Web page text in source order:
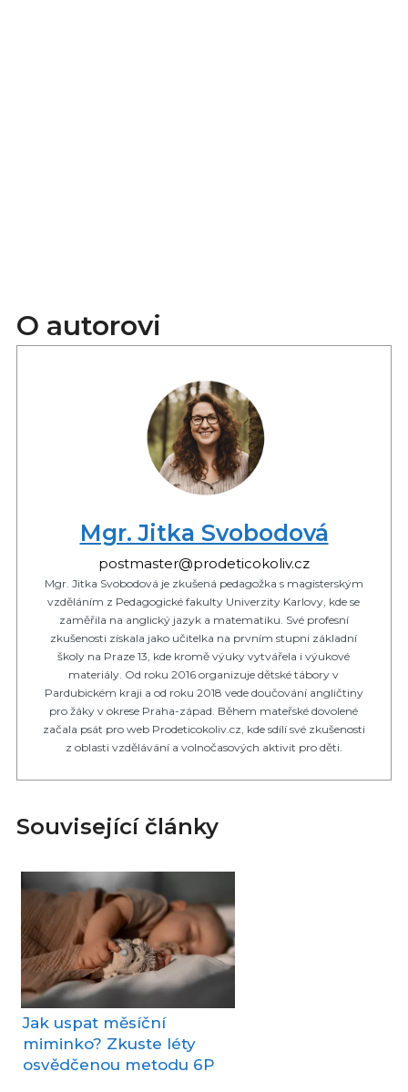
O autorovi
Mgr. Jitka Svobodová
postmaster@prodeticokoliv.cz
Mgr. Jitka Svobodová je zkušená pedagožka s magisterským
vzděláním z Pedagogické fakulty Univerzity Karlovy, kde se
zaměřila na anglický jazyk a matematiku. Své profesní
zkušenosti získala jako učitelka na prvním stupni základní
školy na Praze 13, kde kromě výuky vytvářela i výukové
materiály. Od roku 2016 organizuje dětské tábory v
Pardubickém kraji a od roku 2018 vede doučování angličtiny
pro žáky v okrese Praha-západ. Během mateřské dovolené
začala psát pro web Prodeticokoliv.cz, kde sdílí své zkušenosti
z oblasti vzdělávání a volnočasových aktivit pro děti.
Související články
Jak uspat měsíční
miminko? Zkuste léty
osvědčenou metodu 6P